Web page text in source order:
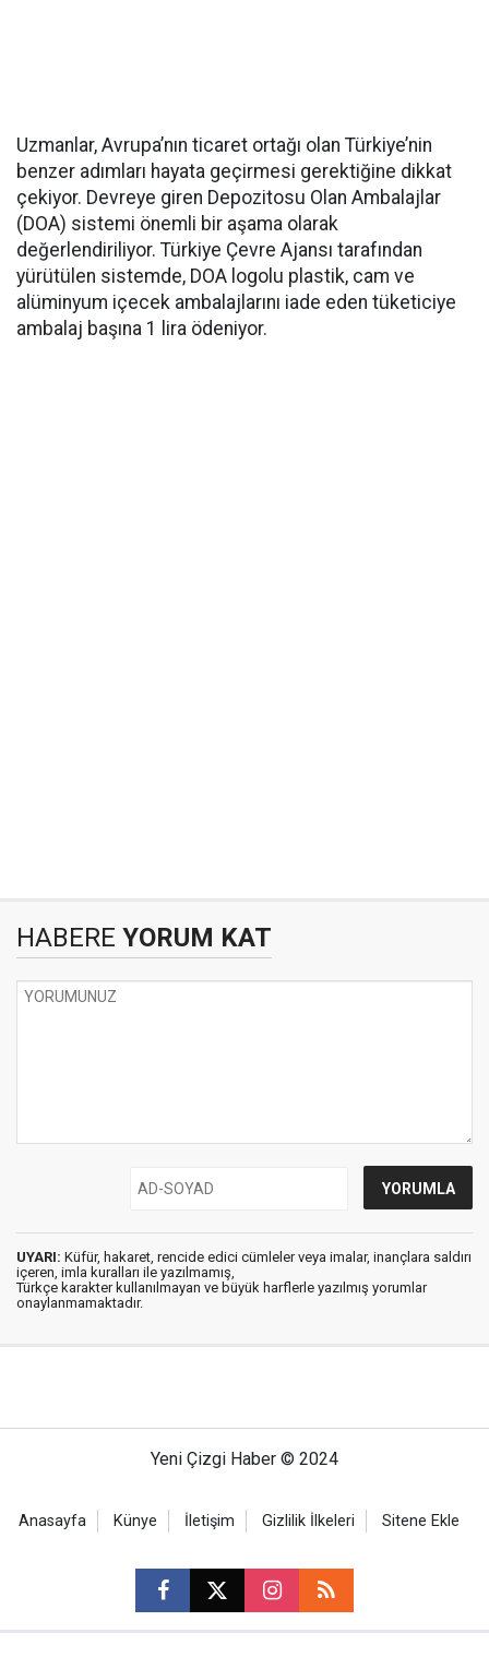
Uzmanlar, Avrupa’nın ticaret ortağı olan Türkiye’nin
benzer adımları hayata geçirmesi gerektiğine dikkat
çekiyor. Devreye giren Depozitosu Olan Ambalajlar
(DOA) sistemi önemli bir aşama olarak
değerlendiriliyor. Türkiye Çevre Ajansı tarafından
yürütülen sistemde, DOA logolu plastik, cam ve
alüminyum içecek ambalajlarını iade eden tüketiciye
ambalaj başına 1 lira ödeniyor.
HABERE YORUM KAT
UYARI: Küfür, hakaret, rencide edici cümleler veya imalar, inançlara saldırı
içeren, imla kuralları ile yazılmamış,
Türkçe karakter kullanılmayan ve büyük harflerle yazılmış yorumlar
onaylanmamaktadır.
Yeni Çizgi Haber © 2024
Anasayfa Künye İletişim Gizlilik İlkeleri Sitene Ekle